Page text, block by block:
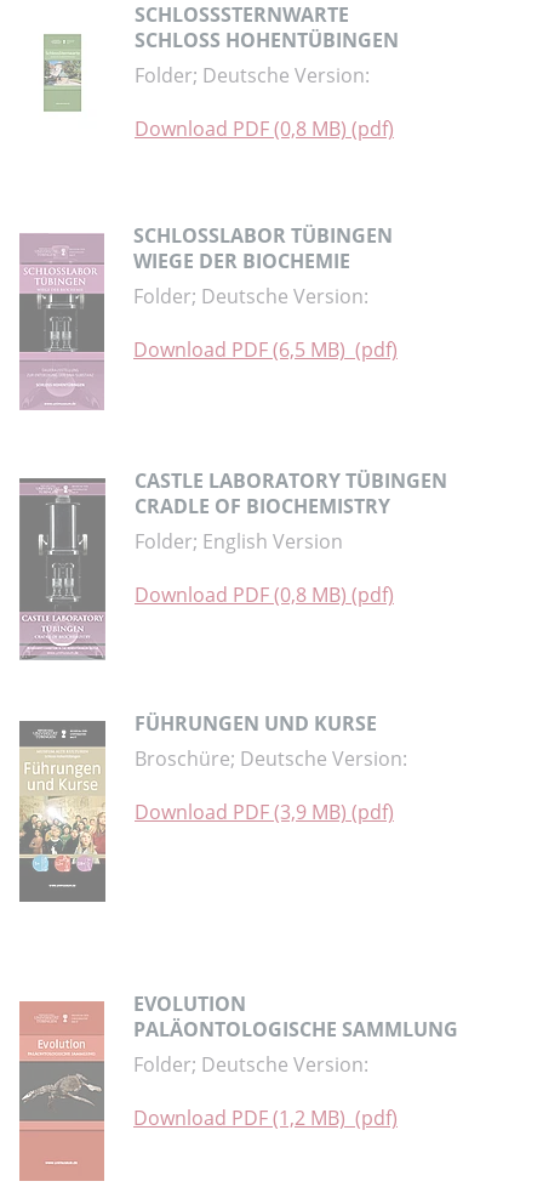
SCHLOSSSTERNWARTE
SCHLOSS HOHENTÜBINGEN
Folder; Deutsche Version:
Download PDF (0,8 MB) (pdf)
SCHLOSSLABOR TÜBINGEN
WIEGE DER BIOCHEMIE
Folder; Deutsche Version:
Download PDF (6,5 MB) (pdf)
CASTLE LABORATORY TÜBINGEN
CRADLE OF BIOCHEMISTRY
Folder; English Version
Download PDF (0,8 MB) (pdf)
FÜHRUNGEN UND KURSE
Broschüre; Deutsche Version:
Download PDF (3,9 MB) (pdf)
EVOLUTION
PALÄONTOLOGISCHE SAMMLUNG
Folder; Deutsche Version:
Download PDF (1,2 MB) (pdf)